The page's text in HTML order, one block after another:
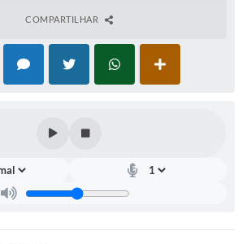
COMPARTILHAR